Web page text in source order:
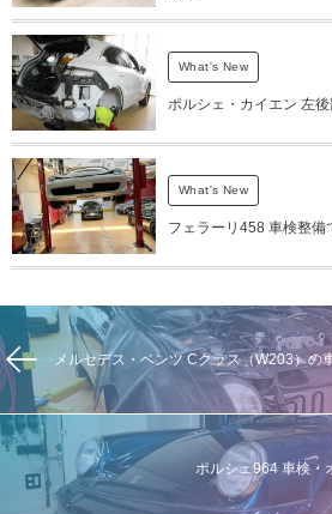
What's New
ポルシェ・カイエン 左
What's New
フェラーリ458 車検整備
メルセデス・ベンツ Cクラス（W203）の
ポルシェ964 車検・